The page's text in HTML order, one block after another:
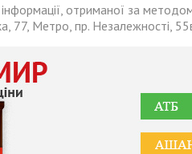
отриманої за
77, Метро, пр. Незалежності,